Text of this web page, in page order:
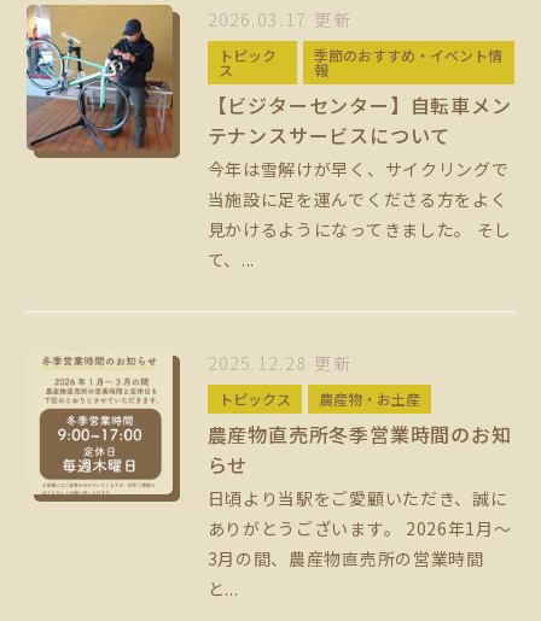
2026.03.17 更新
トピック
ス
季節のおすすめ・イベント情
報
【ビジターセンター】自転車メン
テナンスサービスについて
今年は雪解けが早く、サイクリングで
当施設に足を運んでくださる方をよく
見かけるようになってきました。 そし
て、...
2025.12.28 更新
トピックス 農産物・お土産
農産物直売所冬季営業時間のお知
らせ
日頃より当駅をご愛顧いただき、誠に
ありがとうございます。 2026年1月～
3月の間、農産物直売所の営業時間
と...